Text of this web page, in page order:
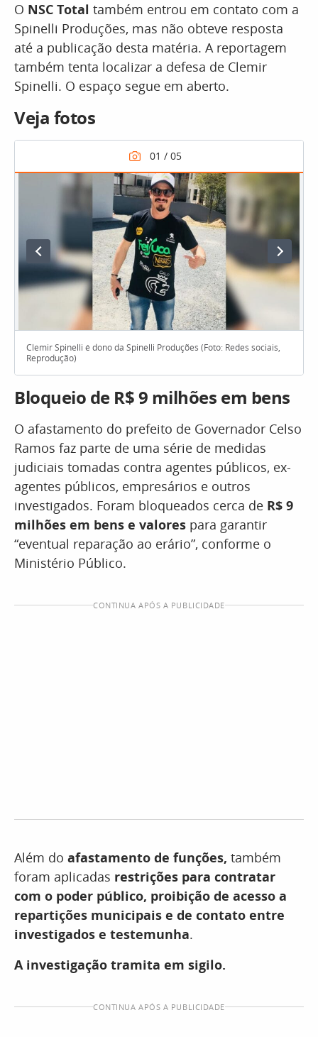
O NSC Total também entrou em contato com a
Spinelli Produções, mas não obteve resposta
até a publicação desta matéria. A reportagem
também tenta localizar a defesa de Clemir
Spinelli. O espaço segue em aberto.
Veja fotos
Clemir Spinelli é dono da Spinelli Produções (Foto: Redes sociais,
Reprodução)
Bloqueio de R$ 9 milhões em bens
O afastamento do prefeito de Governador Celso
Ramos faz parte de uma série de medidas
judiciais tomadas contra agentes públicos, ex-
agentes públicos, empresários e outros
investigados. Foram bloqueados cerca de R$ 9
milhões em bens e valores para garantir
“eventual reparação ao erário”, conforme o
Ministério Público.
CONTINUA APÓS A PUBLICIDADE
Além do afastamento de funções, também
foram aplicadas restrições para contratar
com o poder público, proibição de acesso a
repartições municipais e de contato entre
investigados e testemunha.
A investigação tramita em sigilo.
CONTINUA APÓS A PUBLICIDADE